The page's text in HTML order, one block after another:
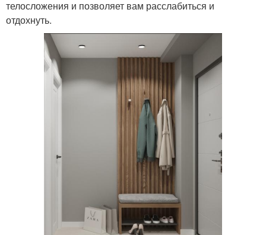
телосложения и позволяет вам расслабиться и
отдохнуть.